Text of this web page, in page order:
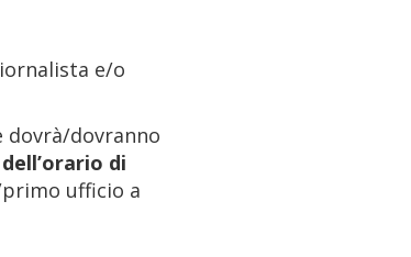
e/o
dovrà/dovranno
di
ufficio a